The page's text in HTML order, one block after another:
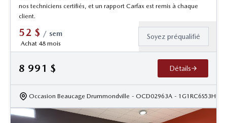
nos techniciens certifiés, et un rapport Carfax est remis à chaque
client.
52 $ / sem
Achat 48 mois
Soyez préqualifié
8 991 $ Détails
Occasion Beaucage Drummondville - OCD02963A -